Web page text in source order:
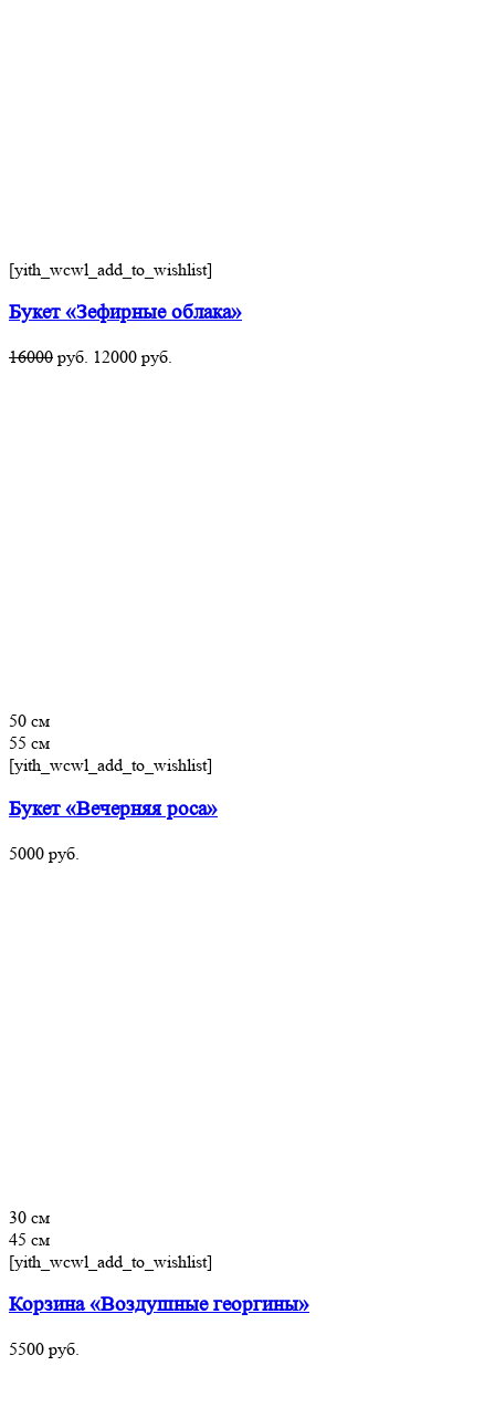
[yith_wcwl_add_to_wishlist]
Букет «Зефирные облака»
16000 руб. 12000 руб.
50 см
55 см
[yith_wcwl_add_to_wishlist]
Букет «Вечерняя роса»
5000 руб.
30 см
45 см
[yith_wcwl_add_to_wishlist]
Корзина «Воздушные георгины»
5500 руб.